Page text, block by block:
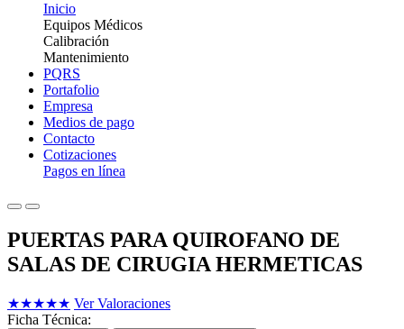
Inicio
Equipos Médicos
Calibración
Mantenimiento
PQRS
Portafolio
Empresa
Medios de pago
Contacto
Cotizaciones
Pagos en línea
PUERTAS PARA QUIROFANO DE
SALAS DE CIRUGIA HERMETICAS
★★★★★ Ver Valoraciones
Ficha Técnica: